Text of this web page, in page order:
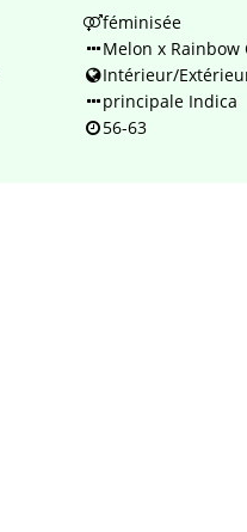
féminisée
Melon x Rainbow
Intérieur/
principale Indica
56-63